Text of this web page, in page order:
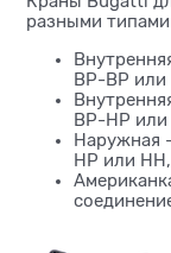
разными
ВР-ВР или
ВР-НР или
Наружная
НР или